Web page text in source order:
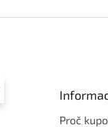
Proč